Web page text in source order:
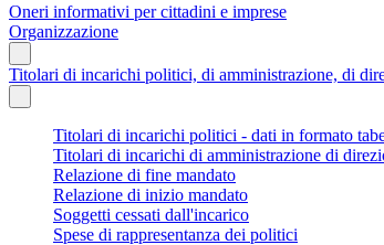
Oneri informativi per cittadini e imprese
Organizzazione
Titolari di incarichi politici, di amministrazione, di
Titolari di incarichi politici - dati in formato
Titolari di incarichi di amministrazione di
Relazione di fine mandato
Relazione di inizio mandato
Soggetti cessati dall'incarico
Spese di rappresentanza dei politici